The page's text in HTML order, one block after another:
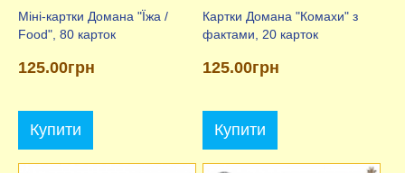
Міні-картки Домана "Їжа /
Food", 80 карток
125.00грн
Купити
Картки Домана "Комахи" з
фактами, 20 карток
125.00грн
Купити